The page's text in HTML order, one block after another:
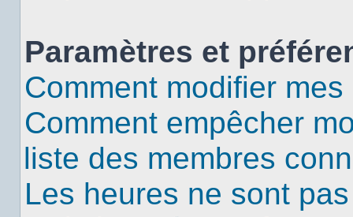
Paramètres et
Comment modifier
Comment empêcher
liste des membres
Les heures ne sont